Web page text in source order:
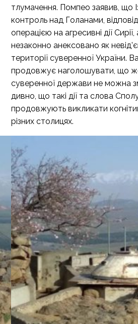
тлумачення. Помпео заявив, що
контроль над Голанами,
операцією на агресивні дії
незаконно анексовано як
території суверенної України.
продовжує наголошувати, що
суверенної держави не можна
дивно, що такі дії та слова
продовжують викликати
різних столицях.